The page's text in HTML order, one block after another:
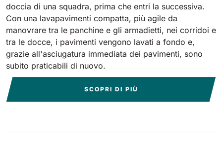
doccia di una squadra, prima che entri la successiva.
Con una lavapavimenti compatta, più agile da
manovrare tra le panchine e gli armadietti, nei corridoi e
tra le docce, i pavimenti vengono lavati a fondo e,
grazie all'asciugatura immediata dei pavimenti, sono
subito praticabili di nuovo.
SCOPRI DI PIÙ